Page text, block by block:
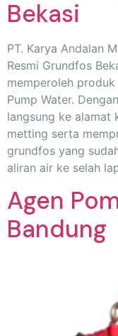
Bekasi
PT. Karya Andalan
Resmi Grundfos
memperoleh
Pump Water.
langsung ke alamat
metting serta
grundfos yang
aliran air ke selah
Agen
Bandung